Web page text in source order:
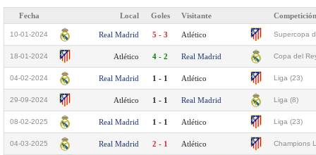
Fecha Local Goles Visitante Competición
10-01-2024 Real Madrid 5 - 3 Atlético Supercopa
18-01-2024 Atlético 4 - 2 Real Madrid Copa del
04-02-2024 Real Madrid 1 - 1 Atlético Liga (23)
29-09-2024 Atlético 1 - 1 Real Madrid Liga (8)
08-02-2025 Real Madrid 1 - 1 Atlético Liga (23)
04-03-2025 Real Madrid 2 - 1 Atlético Champions